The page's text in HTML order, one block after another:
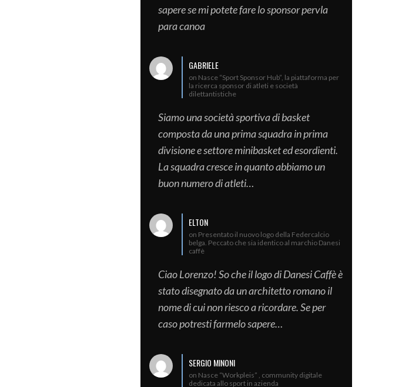
sapere se mi potete fare lo sponsor pervla
para canoa
GABRIELE
on Nasce “Sport Sponsor Hub”, la piattaforma per
la ricerca sponsor di atleti e società
dilettantistiche
Siamo una società sportiva di basket
composta da una prima squadra in prima
divisione e settore minibasket ed esordienti.
La squadra cresce in quanto abbiamo un
buon numero di atleti…
ELTON
on Presentato il nuovo logo della Federcalcio
belga. Peccato che sia identico al marchio Danesi
caffè
Ciao Lorenzo! So che il logo di Danesi Caffè è
stato disegnato da un architetto romano il
nome di cui non riesco a ricordare. Se per
caso potresti farmelo sapere…
SERGIO MINONI
on Nasce “Workpleis” , community digitale
dedicata allo sport in azienda